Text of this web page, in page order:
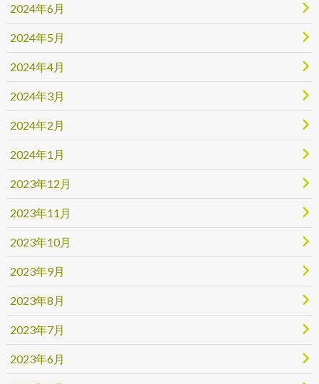
2024年6月
2024年5月
2024年4月
2024年3月
2024年2月
2024年1月
2023年12月
2023年11月
2023年10月
2023年9月
2023年8月
2023年7月
2023年6月